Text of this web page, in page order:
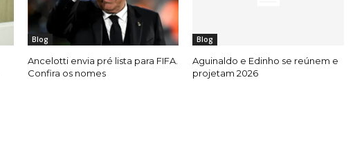
Blog
Ancelotti envia pré lista para FIFA.
Confira os nomes
Blog
Aguinaldo e Edinho se reúnem e
projetam 2026